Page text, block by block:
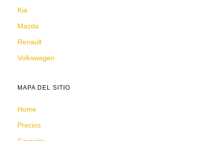
Kia
Mazda
Renault
Volkswagen
MAPA DEL SITIO
Home
Precios